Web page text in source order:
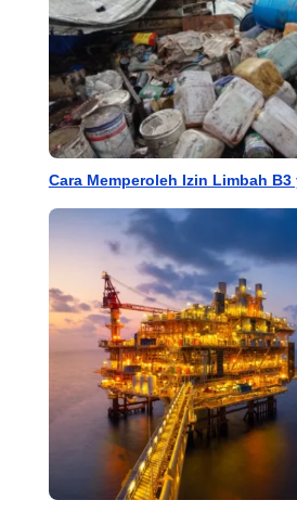
Cara Memperoleh Izin Limbah